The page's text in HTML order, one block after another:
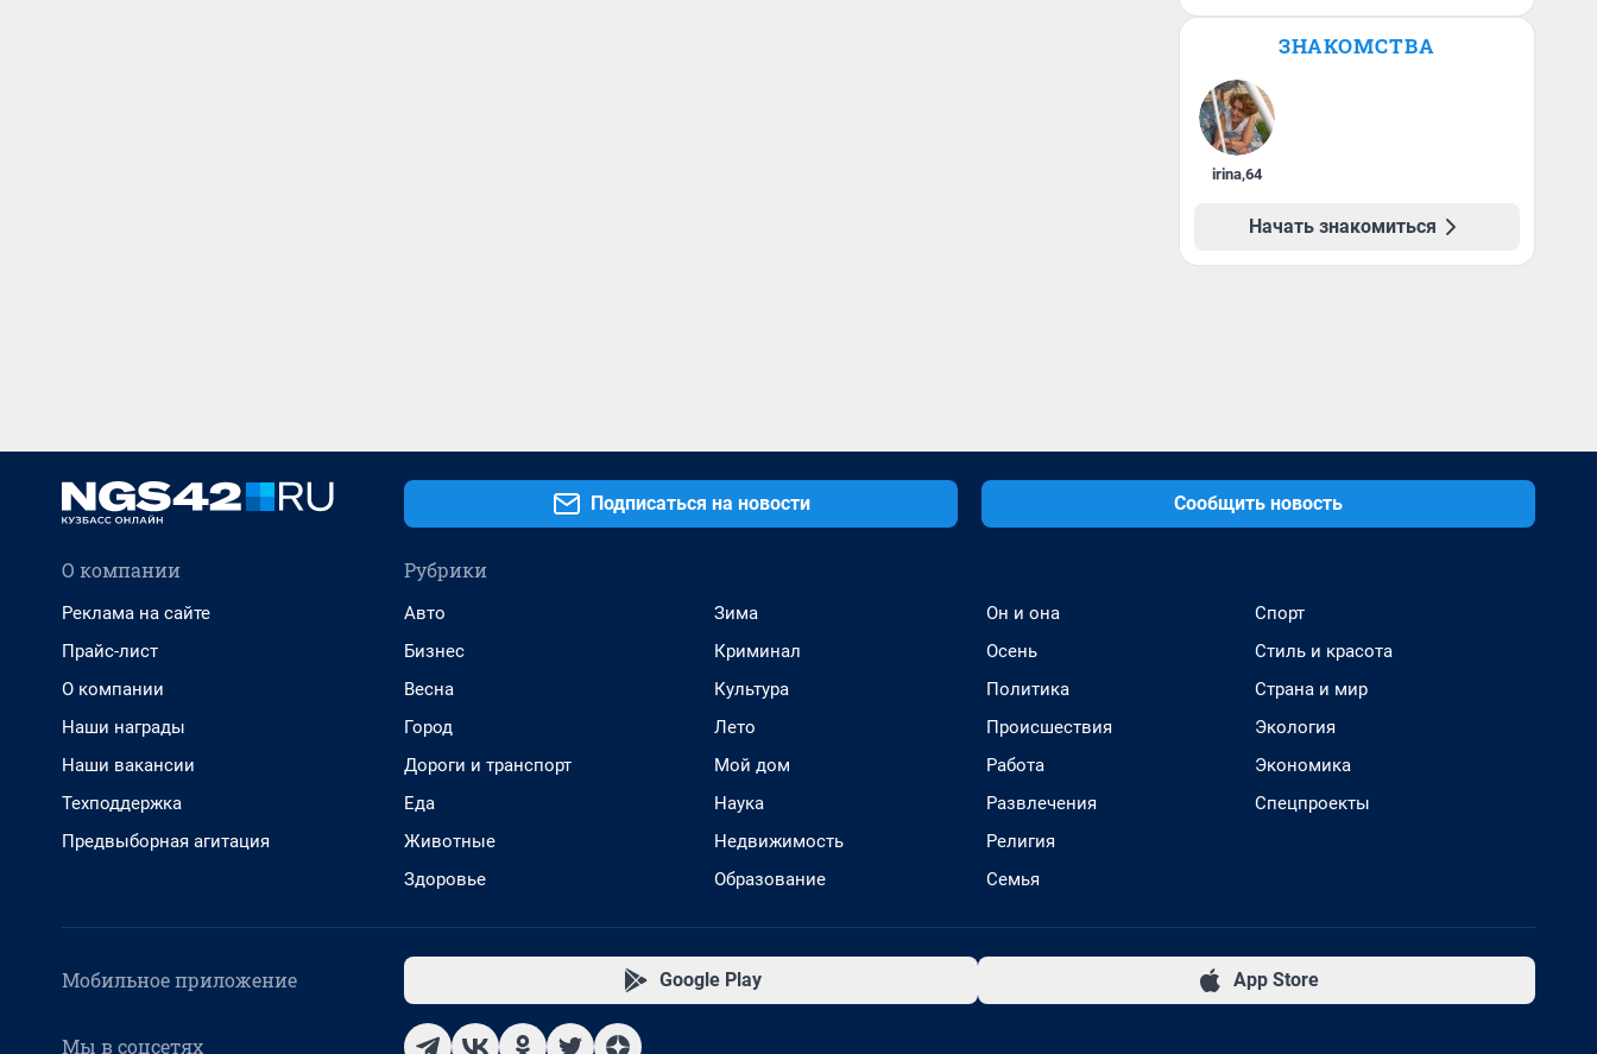
ЗНАКОМСТВА
irina,64
Начать знакомиться
Подписаться на новости Сообщить новость
О компании
Реклама на сайте
Прайс-лист
О компании
Наши награды
Наши вакансии
Техподдержка
Предвыборная агитация
Рубрики
Авто
Бизнес
Весна
Город
Дороги и транспорт
Еда
Животные
Здоровье
Зима
Криминал
Культура
Лето
Мой дом
Наука
Недвижимость
Образование
Он и она
Осень
Политика
Происшествия
Работа
Развлечения
Религия
Семья
Спорт
Стиль и красота
Страна и мир
Экология
Экономика
Спецпроекты
Мобильное приложение Google Play App Store
Мы в соцсетях